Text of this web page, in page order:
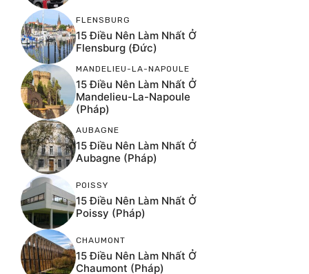
FLENSBURG
15 Điều Nên Làm Nhất Ở
Flensburg (Đức)
MANDELIEU-LA-NAPOULE
15 Điều Nên Làm Nhất Ở
Mandelieu-La-Napoule
(Pháp)
AUBAGNE
15 Điều Nên Làm Nhất Ở
Aubagne (Pháp)
POISSY
15 Điều Nên Làm Nhất Ở
Poissy (Pháp)
CHAUMONT
15 Điều Nên Làm Nhất Ở
Chaumont (Pháp)